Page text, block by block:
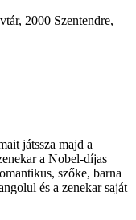
2000 Szentendre,
játssza majd a
a Nobel-díjas
szőke, barna
és a zenekar saját